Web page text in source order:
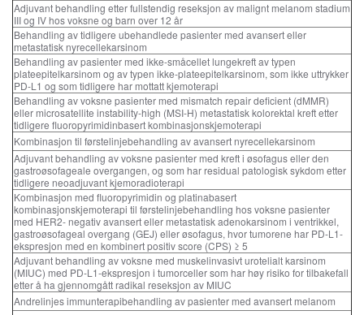
Adjuvant behandling etter fullstendig reseksjon av malignt melanom stadium
III og IV hos voksne og barn over 12 år
Behandling av tidligere ubehandlede pasienter med avansert eller
metastatisk nyrecellekarsinom
Behandling av pasienter med ikke-småcellet lungekreft av typen
plateepitelkarsinom og av typen ikke-plateepitelkarsinom, som ikke uttrykker
PD-L1 og som tidligere har mottatt kjemoterapi
Behandling av voksne pasienter med mismatch repair deficient (dMMR)
eller microsatellite instability-high (MSI-H) metastatisk kolorektal kreft etter
tidligere fluoropyrimidinbasert kombinasjonskjemoterapi
Kombinasjon til førstelinjebehandling av avansert nyrecellekarsinom
Adjuvant behandling av voksne pasienter med kreft i øsofagus eller den
gastroøsofageale overgangen, og som har residual patologisk sykdom etter
tidligere neoadjuvant kjemoradioterapi
Kombinasjon med fluoropyrimidin og platinabasert
kombinasjonskjemoterapi til førstelinjebehandling hos voksne pasienter
med HER2- negativ avansert eller metastatisk adenokarsinom i ventrikkel,
gastroøsofageal overgang (GEJ) eller øsofagus, hvor tumorene har PD-L1-
ekspresjon med en kombinert positiv score (CPS) ≥ 5
Adjuvant behandling av voksne med muskelinvasivt urotelialt karsinom
(MIUC) med PD-L1-ekspresjon i tumorceller som har høy risiko for tilbakefall
etter å ha gjennomgått radikal reseksjon av MIUC
Andrelinjes immunterapibehandling av pasienter med avansert melanom